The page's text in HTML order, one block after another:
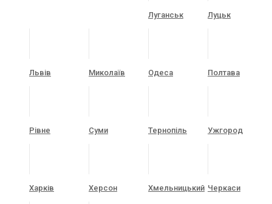
Луганськ Луцьк
Львів Миколаїв Одеса Полтава
Рівне Суми Тернопіль Ужгород
Харків Херсон Хмельницький Черкаси